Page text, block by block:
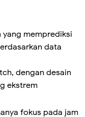
yang memprediksi
data
dengan desain
ekstrem
fokus pada jam